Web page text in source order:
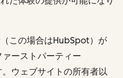
この場合はHubSpot）が
ーストパーティー
ウェブサイトの所有者以